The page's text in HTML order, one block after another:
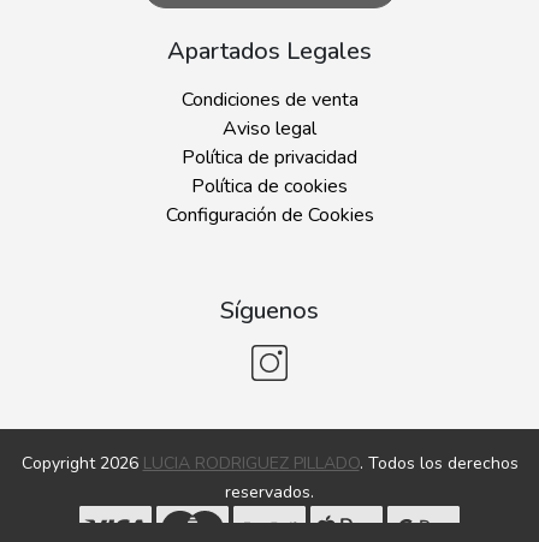
Apartados Legales
Condiciones de venta
Aviso legal
Política de privacidad
Política de cookies
Configuración de Cookies
Síguenos
Copyright 2026 LUCIA RODRIGUEZ PILLADO. Todos los derechos
reservados.